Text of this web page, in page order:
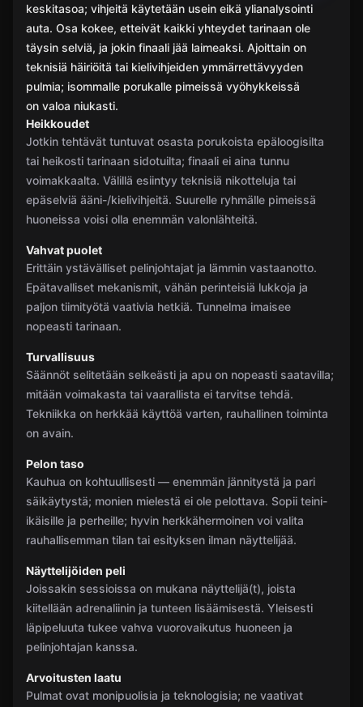
keskitasoa; vihjeitä käytetään usein eikä ylianalysointi
auta. Osa kokee, etteivät kaikki yhteydet tarinaan ole
täysin selviä, ja jokin finaali jää laimeaksi. Ajoittain on
teknisiä häiriöitä tai kielivihjeiden ymmärrettävyyden
pulmia; isommalle porukalle pimeissä vyöhykkeissä
on valoa niukasti.
Heikkoudet
Jotkin tehtävät tuntuvat osasta porukoista epäloogisilta
tai heikosti tarinaan sidotuilta; finaali ei aina tunnu
voimakkaalta. Välillä esiintyy teknisiä nikotteluja tai
epäselviä ääni-/kielivihjeitä. Suurelle ryhmälle pimeissä
huoneissa voisi olla enemmän valonlähteitä.
Vahvat puolet
Erittäin ystävälliset pelinjohtajat ja lämmin vastaanotto.
Epätavalliset mekanismit, vähän perinteisiä lukkoja ja
paljon tiimityötä vaativia hetkiä. Tunnelma imaisee
nopeasti tarinaan.
Turvallisuus
Säännöt selitetään selkeästi ja apu on nopeasti saatavilla;
mitään voimakasta tai vaarallista ei tarvitse tehdä.
Tekniikka on herkkää käyttöä varten, rauhallinen toiminta
on avain.
Pelon taso
Kauhua on kohtuullisesti — enemmän jännitystä ja pari
säikäytystä; monien mielestä ei ole pelottava. Sopii teini-
ikäisille ja perheille; hyvin herkkähermoinen voi valita
rauhallisemman tilan tai esityksen ilman näyttelijää.
Näyttelijöiden peli
Joissakin sessioissa on mukana näyttelijä(t), joista
kiitellään adrenaliinin ja tunteen lisäämisestä. Yleisesti
läpipeluuta tukee vahva vuorovaikutus huoneen ja
pelinjohtajan kanssa.
Arvoitusten laatu
Pulmat ovat monipuolisia ja teknologisia; ne vaativat